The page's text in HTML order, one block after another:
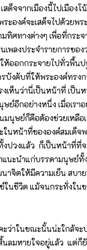
สด็จจากเมืองนี้ไปเมืองโ
องค์จะเสด็จไปด้วยพร
ทิศทางต่างๆ เพื่อที่กระจ
เพลงประจำรายการขอ
ห้ออกกระจายไปทั่วพื้นป
รบังคับที่ให้พระองค์ทรง
เห็นว่านี่เป็นหน้าที่ เป็น
ย์อีกอย่างหนึ่ง เมื่อเรา
มนุษย์ก็คือต้องช่วยเหลือ
นหน้าที่ขององค์สมเด็จ
งปวงแล้ว ก็เป็นหน้าที่ที่
นะนำแก่บรรดามนุษย์ทั้
าจิตให้มีความเย็น สบา
นชีวิต แม้จนกระทั่งใน
ว่าในขณะนั้นน่ะใกล้จ
นลมหายใจอยู่แล้ว แต่